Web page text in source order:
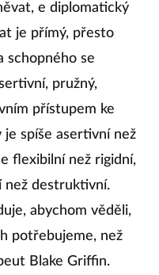
e diplomatický
je přímý, přesto
schopného se
pružný,
přístupem ke
spíše asertivní než
flexibilní než rigidní,
než destruktivní.
abychom věděli,
potřebujeme, než
Blake Griffin.